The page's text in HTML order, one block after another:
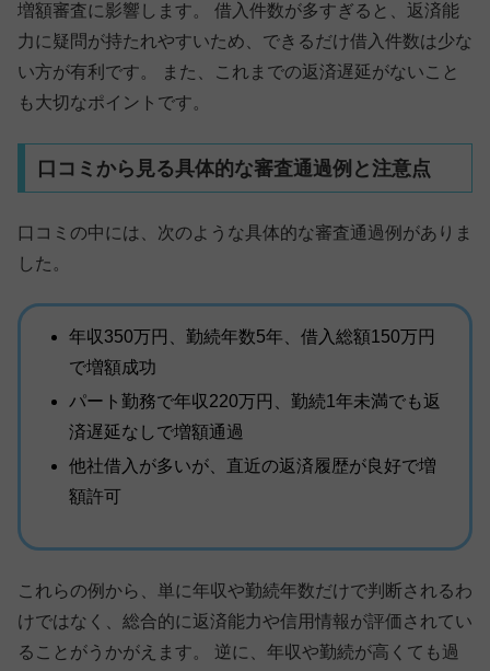
増額審査に影響します。 借入件数が多すぎると、返済能
力に疑問が持たれやすいため、できるだけ借入件数は少な
い方が有利です。 また、これまでの返済遅延がないこと
も大切なポイントです。
口コミから見る具体的な審査通過例と注意点
口コミの中には、次のような具体的な審査通過例がありま
した。
年収350万円、勤続年数5年、借入総額150万円
で増額成功
パート勤務で年収220万円、勤続1年未満でも返
済遅延なしで増額通過
他社借入が多いが、直近の返済履歴が良好で増
額許可
これらの例から、単に年収や勤続年数だけで判断されるわ
けではなく、総合的に返済能力や信用情報が評価されてい
ることがうかがえます。 逆に、年収や勤続が高くても過